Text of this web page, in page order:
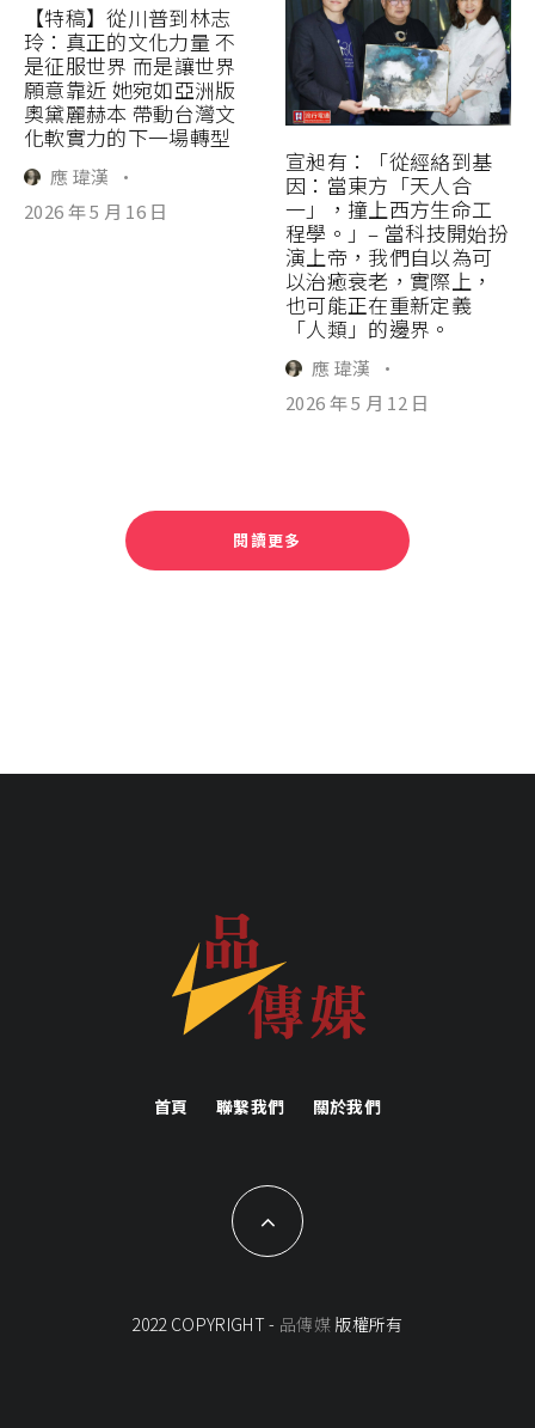
【特稿】從川普到林志
玲：真正的文化力量 不
是征服世界 而是讓世界
願意靠近 她宛如亞洲版
奧黛麗赫本 帶動台灣文
化軟實力的下一場轉型
應 瑋漢
·
2026 年 5 月 16 日
宣昶有：「從經絡到基
因：當東方「天人合
一」，撞上西方生命工
程學。」– 當科技開始扮
演上帝，我們自以為可
以治癒衰老，實際上，
也可能正在重新定義
「人類」的邊界。
應 瑋漢
·
2026 年 5 月 12 日
閱讀更多
首頁 聯繫我們 關於我們
2022 COPYRIGHT - 品傳媒 版權所有